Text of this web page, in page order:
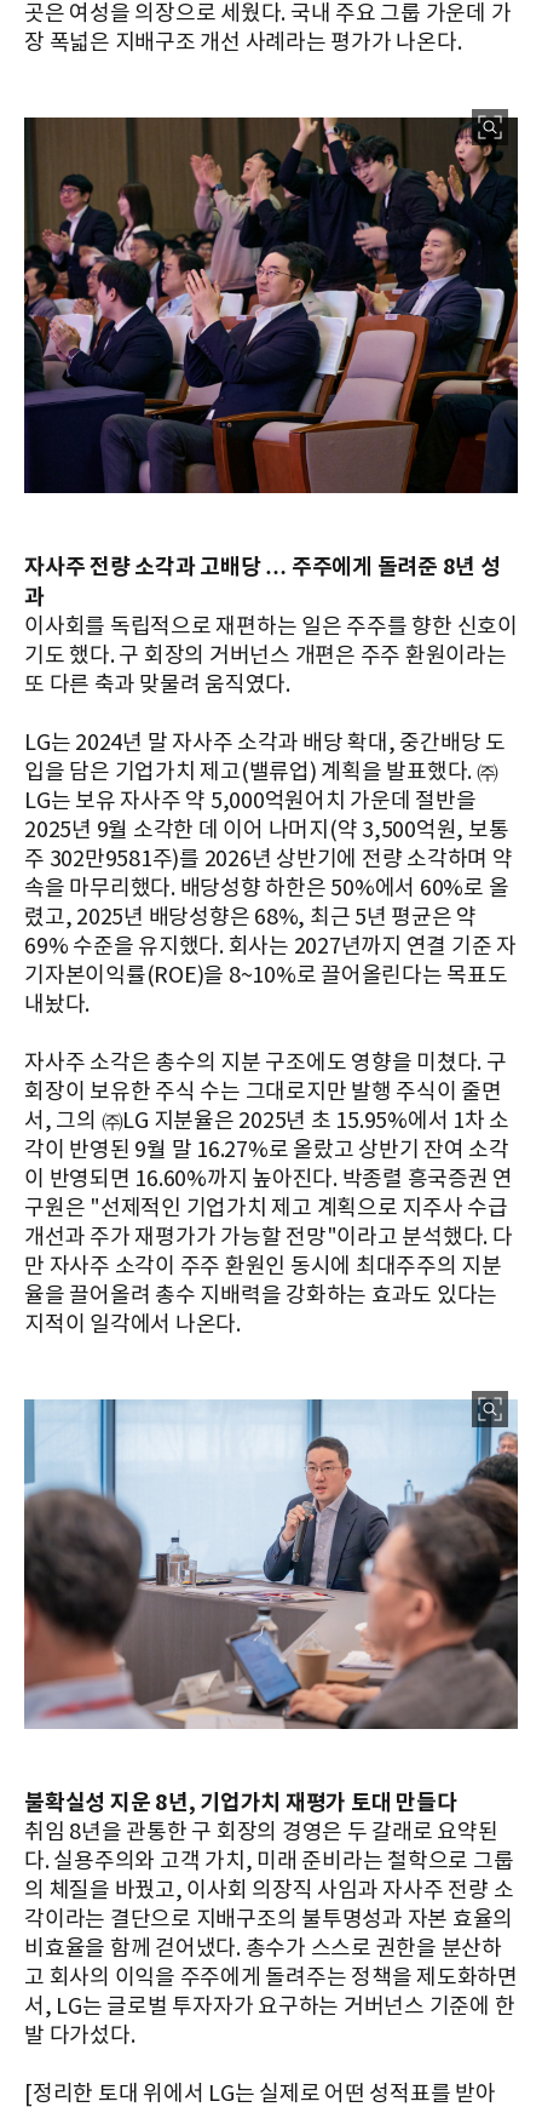
곳은 여성을 의장으로 세웠다. 국내 주요 그룹 가운데 가
장 폭넓은 지배구조 개선 사례라는 평가가 나온다.
자사주 전량 소각과 고배당 … 주주에게 돌려준 8년 성
과
이사회를 독립적으로 재편하는 일은 주주를 향한 신호이
기도 했다. 구 회장의 거버넌스 개편은 주주 환원이라는
또 다른 축과 맞물려 움직였다.
LG는 2024년 말 자사주 소각과 배당 확대, 중간배당 도
입을 담은 기업가치 제고(밸류업) 계획을 발표했다. ㈜
LG는 보유 자사주 약 5,000억원어치 가운데 절반을
2025년 9월 소각한 데 이어 나머지(약 3,500억원, 보통
주 302만9581주)를 2026년 상반기에 전량 소각하며 약
속을 마무리했다. 배당성향 하한은 50%에서 60%로 올
렸고, 2025년 배당성향은 68%, 최근 5년 평균은 약
69% 수준을 유지했다. 회사는 2027년까지 연결 기준 자
기자본이익률(ROE)을 8~10%로 끌어올린다는 목표도
내놨다.
자사주 소각은 총수의 지분 구조에도 영향을 미쳤다. 구
회장이 보유한 주식 수는 그대로지만 발행 주식이 줄면
서, 그의 ㈜LG 지분율은 2025년 초 15.95%에서 1차 소
각이 반영된 9월 말 16.27%로 올랐고 상반기 잔여 소각
이 반영되면 16.60%까지 높아진다. 박종렬 흥국증권 연
구원은 "선제적인 기업가치 제고 계획으로 지주사 수급
개선과 주가 재평가가 가능할 전망"이라고 분석했다. 다
만 자사주 소각이 주주 환원인 동시에 최대주주의 지분
율을 끌어올려 총수 지배력을 강화하는 효과도 있다는
지적이 일각에서 나온다.
불확실성 지운 8년, 기업가치 재평가 토대 만들다
취임 8년을 관통한 구 회장의 경영은 두 갈래로 요약된
다. 실용주의와 고객 가치, 미래 준비라는 철학으로 그룹
의 체질을 바꿨고, 이사회 의장직 사임과 자사주 전량 소
각이라는 결단으로 지배구조의 불투명성과 자본 효율의
비효율을 함께 걷어냈다. 총수가 스스로 권한을 분산하
고 회사의 이익을 주주에게 돌려주는 정책을 제도화하면
서, LG는 글로벌 투자자가 요구하는 거버넌스 기준에 한
발 다가섰다.
[정리한 토대 위에서 LG는 실제로 어떤 성적표를 받아